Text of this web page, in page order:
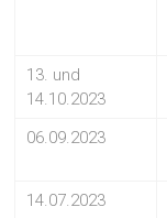
13. und
14.10.2023
06.09.2023
14.07.2023